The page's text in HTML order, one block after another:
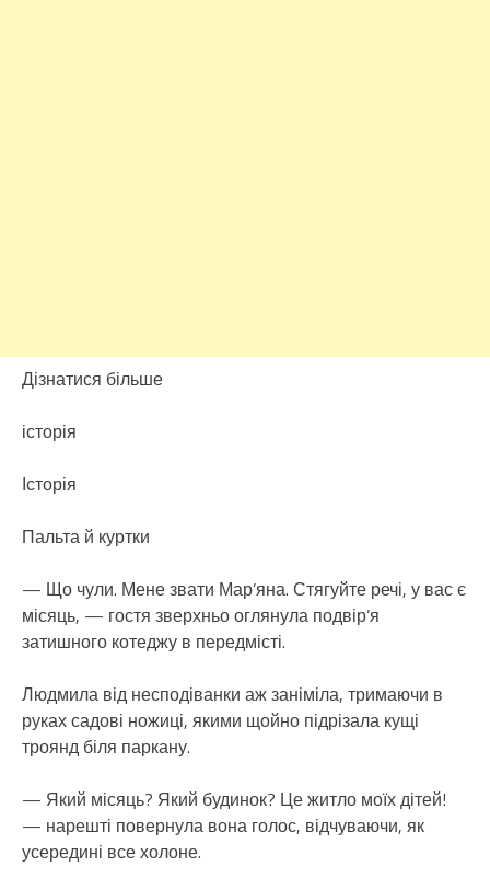
Дізнатися більше
історія
Історія
Пальта й куртки
— Що чули. Мене звати Мар’яна. Стягуйте речі, у вас є
місяць, — гостя зверхньо оглянула подвір’я
затишного котеджу в передмісті.
Людмила від несподіванки аж заніміла, тримаючи в
руках садові ножиці, якими щойно підрізала кущі
троянд біля паркану.
— Який місяць? Який будинок? Це житло моїх дітей!
— нарешті повернула вона голос, відчуваючи, як
усередині все холоне.